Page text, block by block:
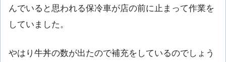
んでいると思われる保冷車が店の前に止まって作業を
していました。
やはり牛丼の数が出たので補充をしているのでしょう